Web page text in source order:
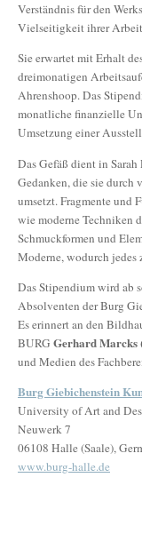
Verständnis für den
Vielseitigkeit ihrer
Sie erwartet mit Erhalt
dreimonatigen
Ahrenshoop. Das
monatliche finanzielle
Umsetzung einer
Das Gefäß dient in Sarah
Gedanken, die sie durch
umsetzt. Fragmente und
wie moderne Techniken
Schmuckformen und
Moderne, wodurch
Das Stipendium wird ab
Absolventen der Burg
Es erinnert an den
BURG Gerhard Marcks
und Medien des
Burg Giebichenstein
University of Art and
Neuwerk 7
06108 Halle (Saale),
www.burg-halle.de